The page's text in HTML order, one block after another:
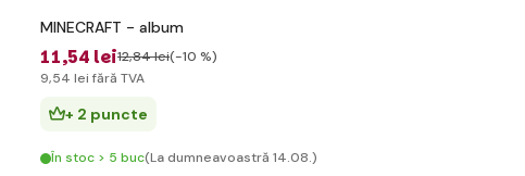
MINECRAFT - album
11,54 lei12,84 lei(-10 %)
9,54 lei fără TVA
+ 2 puncte
În stoc > 5 buc(La dumneavoastră 14.08.)